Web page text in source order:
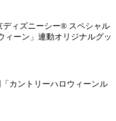
ィズニーシー® スペシャル
ィーン」連動オリジナルグッ
カントリーハロウィーンル